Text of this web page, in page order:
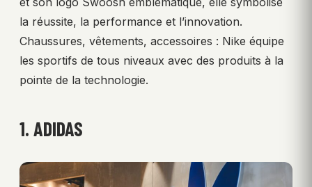
la réussite, la performance et l’innovation.
Chaussures, vêtements, accessoires : Nike équipe
les sportifs de tous niveaux avec des produits à la
pointe de la technologie.
1. ADIDAS